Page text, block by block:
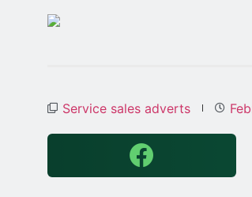
Service sales adverts